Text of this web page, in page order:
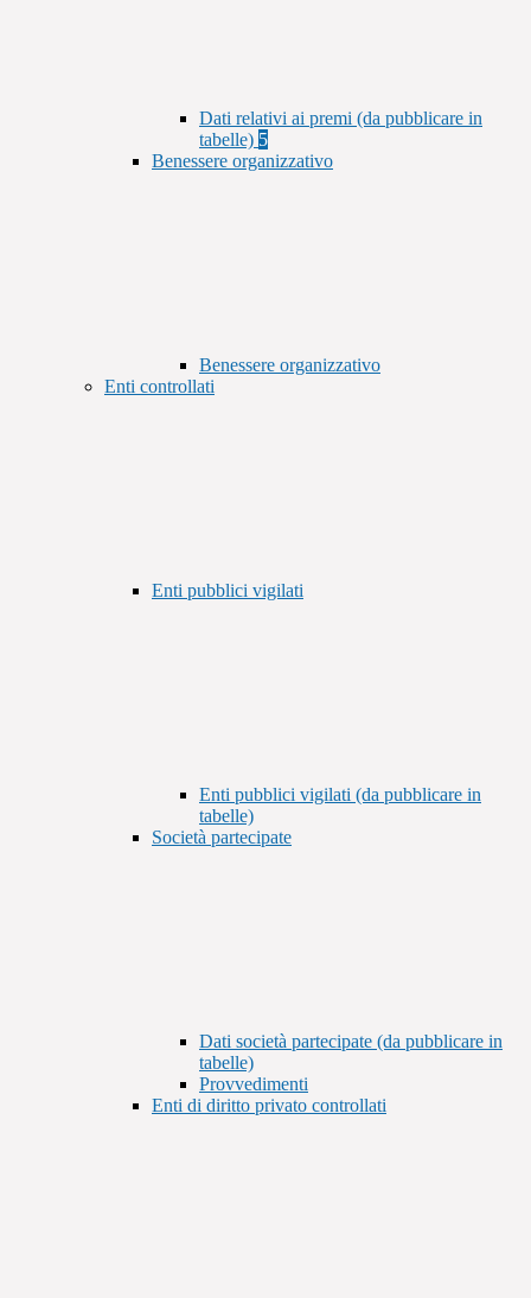
Dati relativi ai premi (da pubblicare in
tabelle) 5
Benessere organizzativo
Benessere organizzativo
Enti controllati
Enti pubblici vigilati
Enti pubblici vigilati (da pubblicare in
tabelle)
Società partecipate
Dati società partecipate (da pubblicare in
tabelle)
Provvedimenti
Enti di diritto privato controllati